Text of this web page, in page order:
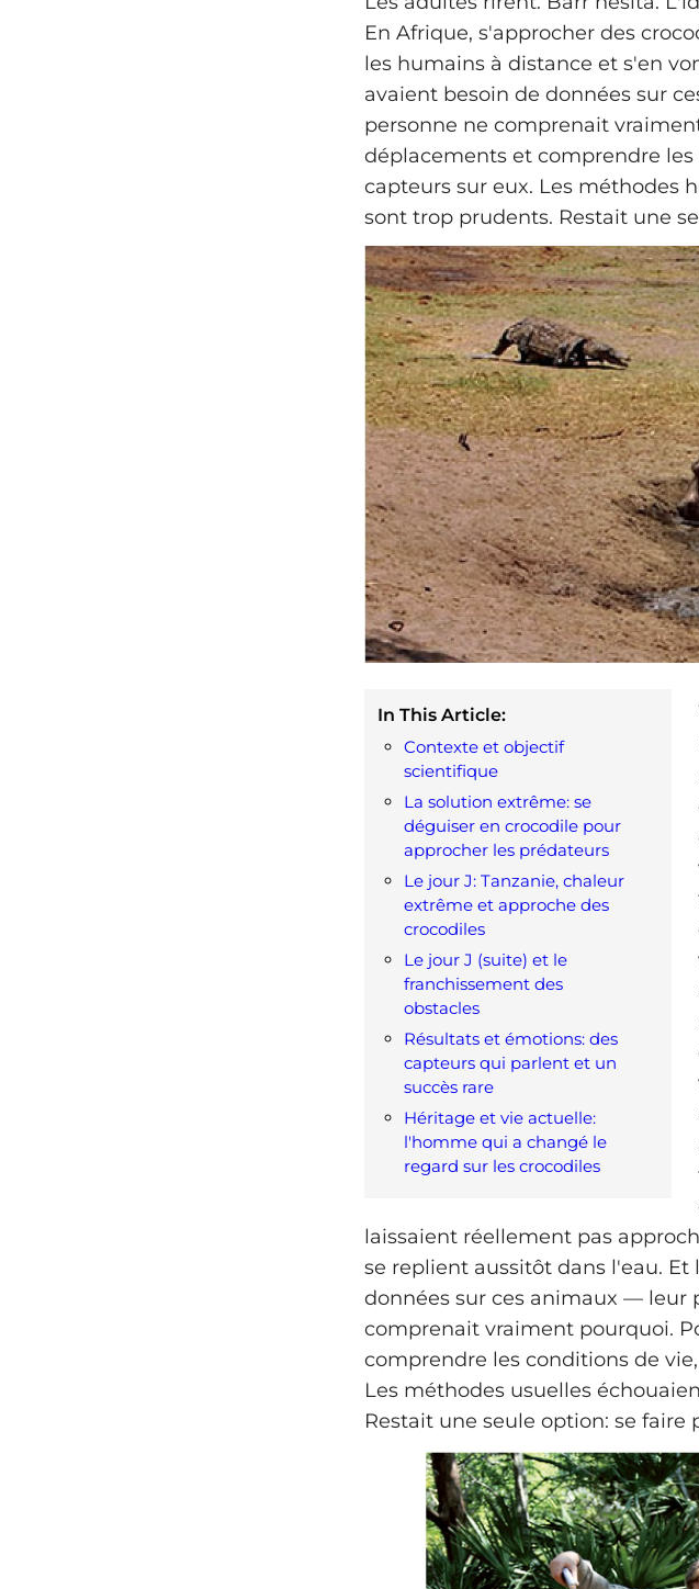
En Afrique, s'approcher des
les humains à distance et s'en
avaient besoin de données sur
personne ne comprenait
déplacements et comprendre
capteurs sur eux. Les méthodes
sont trop prudents. Restait une
In This Article:
Contexte et objectif
scientifique
La solution extrême: se
déguiser en crocodile pour
approcher les prédateurs
Le jour J: Tanzanie, chaleur
extrême et approche des
crocodiles
Le jour J (suite) et le
franchissement des
obstacles
Résultats et émotions: des
capteurs qui parlent et un
succès rare
Héritage et vie actuelle:
l'homme qui a changé le
regard sur les crocodiles
laissaient réellement pas
se replient aussitôt dans l'eau.
données sur ces animaux —
comprenait vraiment pourquoi.
comprendre les conditions de
Les méthodes usuelles
Restait une seule option: se faire